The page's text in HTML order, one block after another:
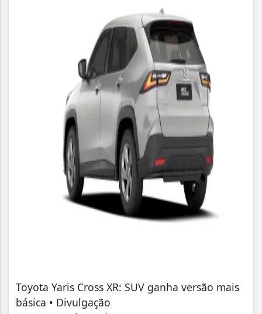
Toyota Yaris Cross XR: SUV ganha versão mais
básica • Divulgação